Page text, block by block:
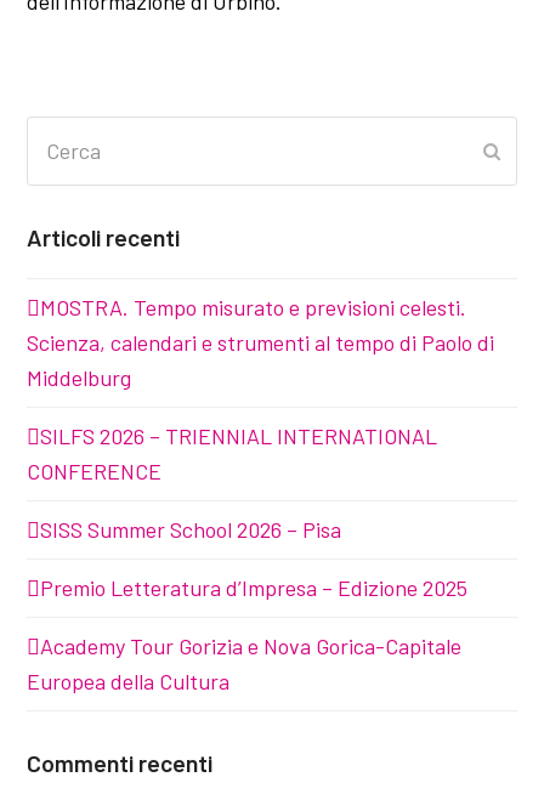
Articoli recenti
MOSTRA. Tempo misurato e previsioni celesti.
Scienza, calendari e strumenti al tempo di Paolo di
Middelburg
SILFS 2026 – TRIENNIAL INTERNATIONAL
CONFERENCE
SISS Summer School 2026 – Pisa
Premio Letteratura d’Impresa – Edizione 2025
Academy Tour Gorizia e Nova Gorica-Capitale
Europea della Cultura
Commenti recenti